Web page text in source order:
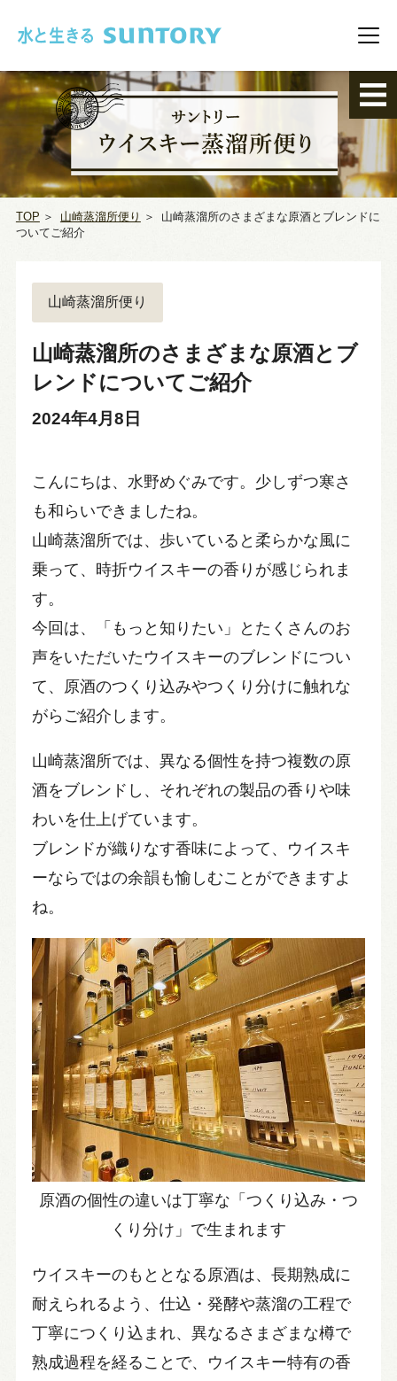
メ
TOP ＞ 山崎蒸溜所便り ＞
山崎蒸溜所のさまざまな原酒とブレンドに
ついてご紹介
山崎蒸溜所便り
山崎蒸溜所のさまざまな原酒とブ
レンドについてご紹介
2024年4月8日
こんにちは、水野めぐみです。少しずつ寒さ
も和らいできましたね。
山崎蒸溜所では、歩いていると柔らかな風に
乗って、時折ウイスキーの香りが感じられま
す。
今回は、「もっと知りたい」とたくさんのお
声をいただいたウイスキーのブレンドについ
て、原酒のつくり込みやつくり分けに触れな
がらご紹介します。
山崎蒸溜所では、異なる個性を持つ複数の原
酒をブレンドし、それぞれの製品の香りや味
わいを仕上げています。
ブレンドが織りなす香味によって、ウイスキ
ーならではの余韻も愉しむことができますよ
ね。
原酒の個性の違いは丁寧な「つくり込み・つ
くり分け」で生まれます
ウイスキーのもととなる原酒は、長期熟成に
耐えられるよう、仕込・発酵や蒸溜の工程で
丁寧につくり込まれ、異なるさまざまな樽で
熟成過程を経ることで、ウイスキー特有の香